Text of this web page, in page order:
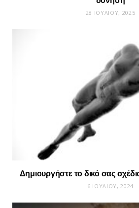
28 ΙΟΥΛΊΟΥ, 2025
Δημιουργήστε το δικό σας
6 ΙΟΥΛΊΟΥ, 2024